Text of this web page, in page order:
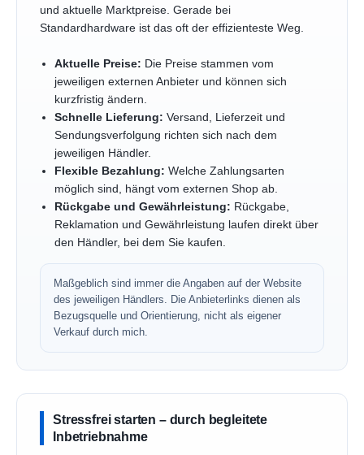
und aktuelle Marktpreise. Gerade bei
Standardhardware ist das oft der effizienteste Weg.
Aktuelle Preise: Die Preise stammen vom
jeweiligen externen Anbieter und können sich
kurzfristig ändern.
Schnelle Lieferung: Versand, Lieferzeit und
Sendungsverfolgung richten sich nach dem
jeweiligen Händler.
Flexible Bezahlung: Welche Zahlungsarten
möglich sind, hängt vom externen Shop ab.
Rückgabe und Gewährleistung: Rückgabe,
Reklamation und Gewährleistung laufen direkt über
den Händler, bei dem Sie kaufen.
Maßgeblich sind immer die Angaben auf der Website
des jeweiligen Händlers. Die Anbieterlinks dienen als
Bezugsquelle und Orientierung, nicht als eigener
Verkauf durch mich.
Stressfrei starten – durch begleitete
Inbetriebnahme